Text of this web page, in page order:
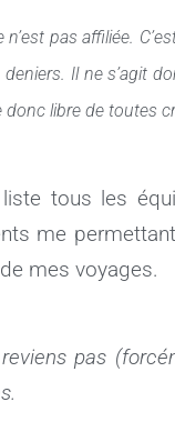
n’est pas affiliée.
Il ne s’agit
donc libre de toutes
tous les
me
mes voyages.
pas